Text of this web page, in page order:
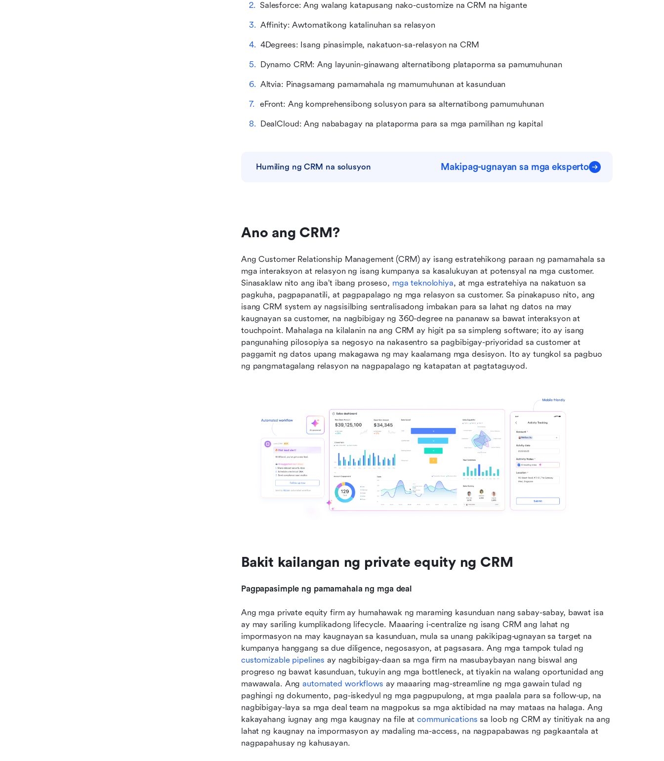
Salesforce: Ang walang katapusang nako-customize na CRM na higante
Affinity: Awtomatikong katalinuhan sa relasyon
4Degrees: Isang pinasimple, nakatuon-sa-relasyon na CRM
Dynamo CRM: Ang layunin-ginawang alternatibong plataporma sa pamumuhunan
Altvia: Pinagsamang pamamahala ng mamumuhunan at kasunduan
eFront: Ang komprehensibong solusyon para sa alternatibong pamumuhunan
DealCloud: Ang nababagay na plataporma para sa mga pamilihan ng kapital
Humiling ng CRM na solusyon Makipag-ugnayan sa mga eksperto
Ano ang CRM?
Ang Customer Relationship Management (CRM) ay isang estratehikong paraan ng pamamahala sa
mga interaksyon at relasyon ng isang kumpanya sa kasalukuyan at potensyal na mga customer.
Sinasaklaw nito ang iba’t ibang proseso, mga teknolohiya, at mga estratehiya na nakatuon sa
pagkuha, pagpapanatili, at pagpapalago ng mga relasyon sa customer. Sa pinakapuso nito, ang
isang CRM system ay nagsisilbing sentralisadong imbakan para sa lahat ng datos na may
kaugnayan sa customer, na nagbibigay ng 360-degree na pananaw sa bawat interaksyon at
touchpoint. Mahalaga na kilalanin na ang CRM ay higit pa sa simpleng software; ito ay isang
pangunahing pilosopiya sa negosyo na nakasentro sa pagbibigay-priyoridad sa customer at
paggamit ng datos upang makagawa ng may kaalamang mga desisyon. Ito ay tungkol sa pagbuo
ng pangmatagalang relasyon na nagpapalago ng katapatan at pagtataguyod.
Bakit kailangan ng private equity ng CRM
Pagpapasimple ng pamamahala ng mga deal
Ang mga private equity firm ay humahawak ng maraming kasunduan nang sabay-sabay, bawat isa
ay may sariling kumplikadong lifecycle. Maaaring i-centralize ng isang CRM ang lahat ng
impormasyon na may kaugnayan sa kasunduan, mula sa unang pakikipag-ugnayan sa target na
customizable pipelines ay nagbibigay-daan sa mga firm na masubaybayan nang biswal ang
progreso ng bawat kasunduan, tukuyin ang mga bottleneck, at tiyakin na walang oportunidad ang
mawawala. Ang automated workflows ay maaaring mag-streamline ng mga gawain tulad ng
paghingi ng dokumento, pag-iskedyul ng mga pagpupulong, at mga paalala para sa follow-up, na
nagbibigay-laya sa mga deal team na magpokus sa mga aktibidad na may mataas na halaga. Ang
kakayahang iugnay ang mga kaugnay na file at communications sa loob ng CRM ay tinitiyak na ang
lahat ng kaugnay na impormasyon ay madaling ma-access, na nagpapabawas ng pagkaantala at
nagpapahusay ng kahusayan.